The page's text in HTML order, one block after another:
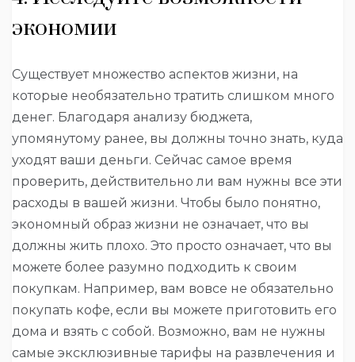
экономии
Существует множество аспектов жизни, на
которые необязательно тратить слишком много
денег. Благодаря анализу бюджета,
упомянутому ранее, вы должны точно знать, куда
уходят ваши деньги. Сейчас самое время
проверить, действительно ли вам нужны все эти
расходы в вашей жизни. Чтобы было понятно,
экономный образ жизни не означает, что вы
должны жить плохо. Это просто означает, что вы
можете более разумно подходить к своим
покупкам. Например, вам вовсе не обязательно
покупать кофе, если вы можете приготовить его
дома и взять с собой. Возможно, вам не нужны
самые эксклюзивные тарифы на развлечения и